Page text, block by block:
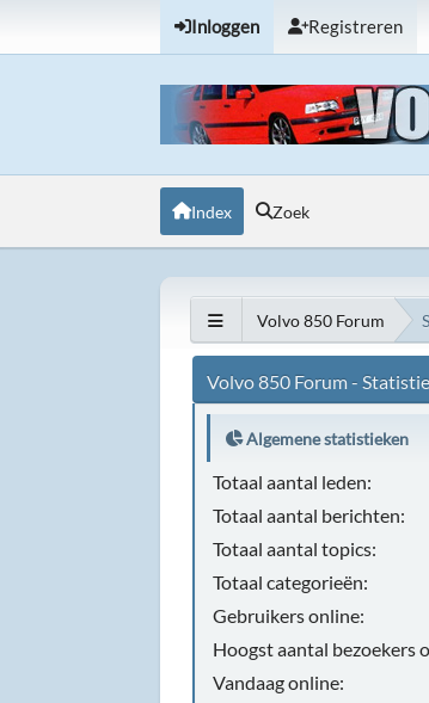
Inloggen Registreren
Index Zoek
Volvo 850 Forum
Volvo 850 Forum -
Algemene statistieken
Totaal aantal leden:
Totaal aantal berichten:
Totaal aantal topics:
Totaal categorieën:
Gebruikers online:
Hoogst aantal bezoekers
Vandaag online: